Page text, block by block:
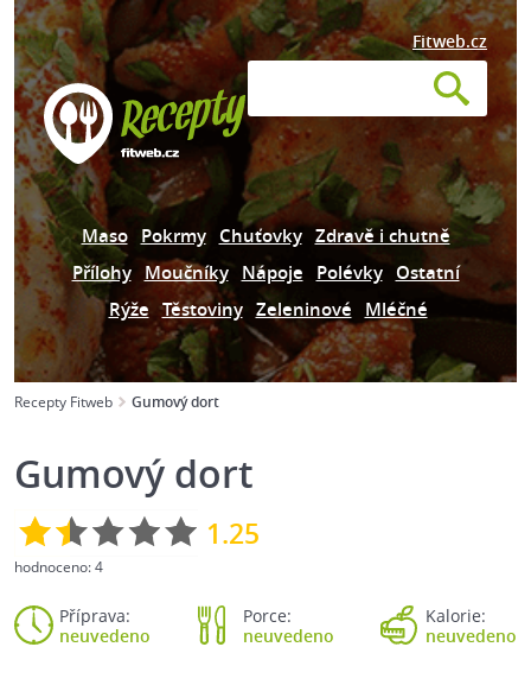
Fitweb.cz
Maso Pokrmy Chuťovky Zdravě i chutně
Přílohy Moučníky Nápoje Polévky Ostatní
Rýže Těstoviny Zeleninové Mléčné
Recepty Fitweb Gumový dort
Gumový dort
1.25
hodnoceno:4
Příprava:
neuvedeno
Porce:
neuvedeno
Kalorie:
neuvedeno